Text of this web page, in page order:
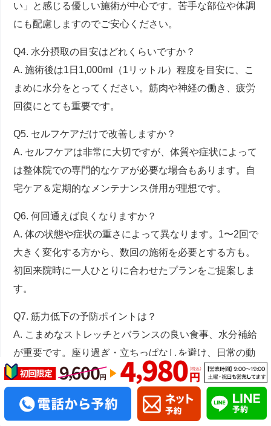
い」と感じる優しい施術が中心です。苦手な部位や体調
にも配慮しますのでご安心ください。
Q4. 水分摂取の目安はどれくらいですか？
A. 施術後は1日1,000ml（1リットル）程度を目安に、こ
まめに水分をとってください。筋肉や神経の働き、疲労
回復にとても重要です。
Q5. セルフケアだけで改善しますか？
A. セルフケアは非常に大切ですが、体質や症状によって
は整体院での専門的なケアが必要な場合もあります。自
宅ケア＆定期的なメンテナンス併用が理想です。
Q6. 何回通えば良くなりますか？
A. 体の状態や症状の重さによって異なります。1〜2回で
大きく変化する方から、数回の施術を必要とする方も。
初回来院時に一人ひとりに合わせたプランをご提案しま
す。
Q7. 筋力低下の予防ポイントは？
A. こまめなストレッチとバランスの良い食事、水分補給
が重要です。座り過ぎ・立ちっぱなしを避け、日常の動
作に変化をつけましょう。
Q8. 仕事や家事が忙しくても通院できますか？
A. 平日夜や土日・祝日も営業していますので、仕事や家